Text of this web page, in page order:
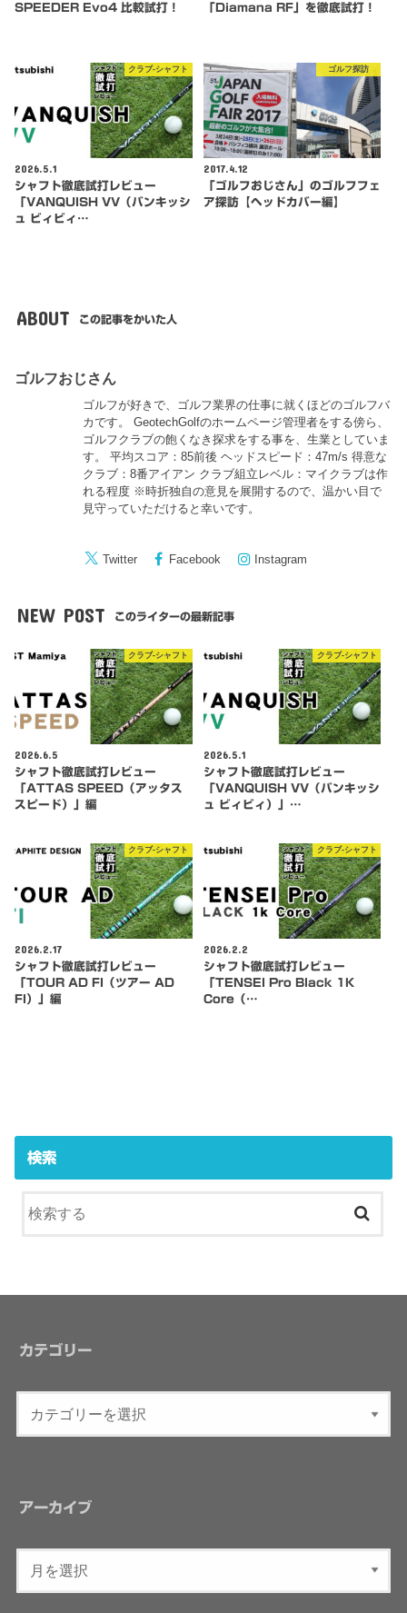
SPEEDER Evo4 比較試打！ 「Diamana RF」を徹底試打！
クラブ-シャフト
2026.5.1
シャフト徹底試打レビュー
「VANQUISH VV（バンキッシ
ュ ビィビィ…
ゴルフ探訪
2017.4.12
「ゴルフおじさん」のゴルフフェ
ア探訪【ヘッドカバー編】
ABOUT この記事をかいた人
ゴルフおじさん
ゴルフが好きで、ゴルフ業界の仕事に就くほどのゴルフバ
カです。 GeotechGolfのホームページ管理者をする傍ら、
ゴルフクラブの飽くなき探求をする事を、生業としていま
す。 平均スコア：85前後 ヘッドスピード：47m/s 得意な
クラブ：8番アイアン クラブ組立レベル：マイクラブは作
れる程度 ※時折独自の意見を展開するので、温かい目で
見守っていただけると幸いです。
Twitter Facebook Instagram
NEW POST このライターの最新記事
クラブ-シャフト
2026.6.5
シャフト徹底試打レビュー
「ATTAS SPEED（アッタス
スピード）」編
クラブ-シャフト
2026.5.1
シャフト徹底試打レビュー
「VANQUISH VV（バンキッシ
ュ ビィビィ）」…
クラブ-シャフト
2026.2.17
シャフト徹底試打レビュー
「TOUR AD FI（ツアー AD
FI）」編
クラブ-シャフト
2026.2.2
シャフト徹底試打レビュー
「TENSEI Pro Black 1K
Core（…
検索
カテゴリー
アーカイブ